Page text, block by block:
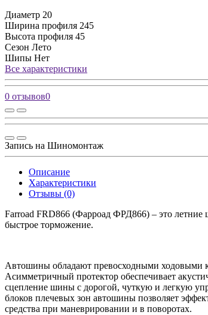
Диаметр 20
Ширина профиля 245
Высота профиля 45
Сезон Лето
Шипы Нет
Все характеристики
0 отзывов0
Запись на Шиномонтаж
Описание
Характеристики
Отзывы (0)
Farroad FRD866 (Фарроад ФРД866) – это летние
быстрое торможение.
Автошины обладают превосходными ходовыми
Асимметричный протектор обеспечивает
сцепление шины с дорогой, чуткую и легкую
блоков плечевых зон автошины позволяет
средства при маневрировании и в поворотах.